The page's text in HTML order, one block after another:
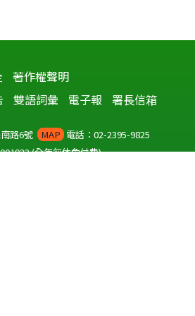
著作權聲明
雙語詞彙 電子報 署長信箱
路6號 MAP 電話：02-2395-9825
(全年無休免付費)